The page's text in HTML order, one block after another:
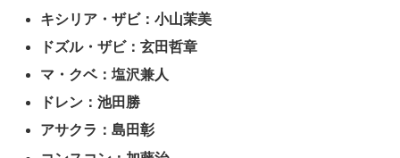
キシリア・ザビ：小山茉美
ドズル・ザビ：玄田哲章
マ・クベ：塩沢兼人
ドレン：池田勝
アサクラ：島田彰